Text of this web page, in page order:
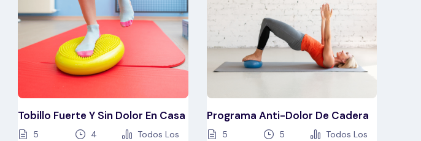
Tobillo Fuerte Y Sin Dolor En Casa
5
4
Todos Los
Programa Anti-Dolor De Cadera
5
5
Todos Los